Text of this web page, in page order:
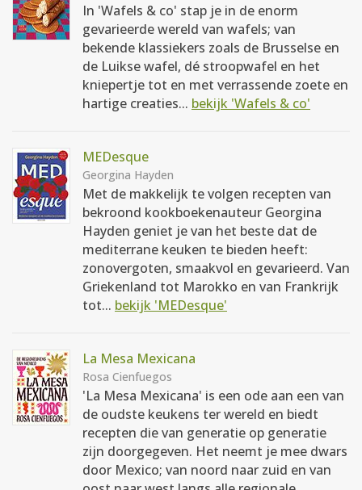
In 'Wafels & co' stap je in de enorm
gevarieerde wereld van wafels; van
bekende klassiekers zoals de Brusselse en
de Luikse wafel, dé stroopwafel en het
kniepertje tot en met verrassende zoete en
hartige creaties... bekijk 'Wafels & co'
MEDesque
Georgina Hayden
Met de makkelijk te volgen recepten van
bekroond kookboekenauteur Georgina
Hayden geniet je van het beste dat de
mediterrane keuken te bieden heeft:
zonovergoten, smaakvol en gevarieerd. Van
Griekenland tot Marokko en van Frankrijk
tot... bekijk 'MEDesque'
La Mesa Mexicana
Rosa Cienfuegos
'La Mesa Mexicana' is een ode aan een van
de oudste keukens ter wereld en biedt
recepten die van generatie op generatie
zijn doorgegeven. Het neemt je mee dwars
door Mexico; van noord naar zuid en van